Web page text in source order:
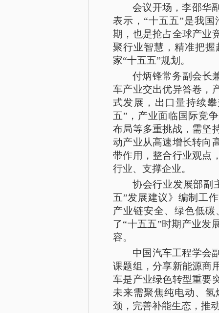
会议开场，李邵华
表示，“十五五”是我
期，也是抢占全球产业
聚行业智慧，精准把
家“十五五”规划。
付炳锋常务副会长
车产业交出优异答卷，
式发展，出口量持续
五”，产业面临国际竞
布局等多重挑战，需坚
动产业从高速增长转向
带作用，整合行业观点
行业、支撑企业。
协会行业发展部副
五”发展建议》编制工
产业链安全、绿色低
了“十五五”时期产业发
容。
中国汽车工程学会
课题组，分享新能源商
车是产业绿色转型重要
未来需聚焦纯电动、
颈，完善补能生态，推